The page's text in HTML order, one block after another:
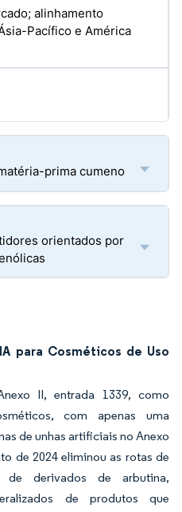
alinhamento
Pacífico e América
prima cumeno
orientados por
para Cosméticos de Uso
II, entrada 1339, como
com apenas uma
de unhas artificiais no Anexo
de 2024 eliminou as rotas de
derivados de arbutina,
de produtos que